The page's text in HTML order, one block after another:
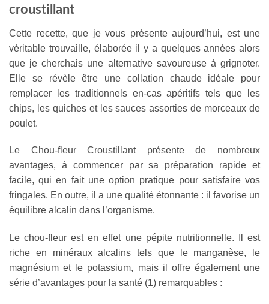
croustillant
Cette recette, que je vous présente aujourd’hui, est une
véritable trouvaille, élaborée il y a quelques années alors
que je cherchais une alternative savoureuse à grignoter.
Elle se révèle être une collation chaude idéale pour
remplacer les traditionnels en-cas apéritifs tels que les
chips, les quiches et les sauces assorties de morceaux de
poulet.
Le Chou-fleur Croustillant présente de nombreux
avantages, à commencer par sa préparation rapide et
facile, qui en fait une option pratique pour satisfaire vos
fringales. En outre, il a une qualité étonnante : il favorise un
équilibre alcalin dans l’organisme.
Le chou-fleur est en effet une pépite nutritionnelle. Il est
riche en minéraux alcalins tels que le manganèse, le
magnésium et le potassium, mais il offre également une
série d’avantages pour la santé (1) remarquables :